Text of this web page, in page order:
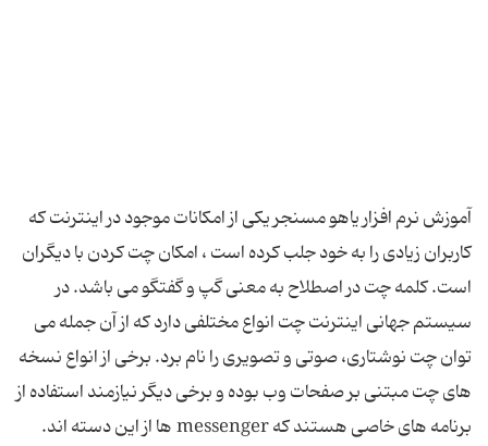
آموزش نرم افزار یاهو مسنجر یكی از امكانات موجود در اینترنت كه
كاربران زیادی را به خود جلب كرده است ، امكان چت كردن با دیگران
است. كلمه چت در اصطلاح به معنی گپ و گفتگو می باشد. در
سیستم جهانی اینترنت چت انواع مختلفی دارد كه از آن جمله می
توان چت نوشتاری، صوتی و تصویری را نام برد. برخی از انواع نسخه
های چت مبتنی بر صفحات وب بوده و برخی دیگر نیازمند استفاده از
برنامه های خاصی هستند كه messenger ها از این دسته اند.